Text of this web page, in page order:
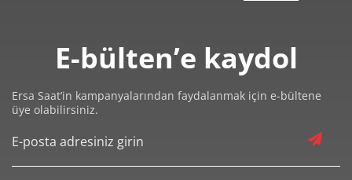
E-bülten’e kaydol
Ersa Saat’in kampanyalarından faydalanmak için e-bültene
üye olabilirsiniz.